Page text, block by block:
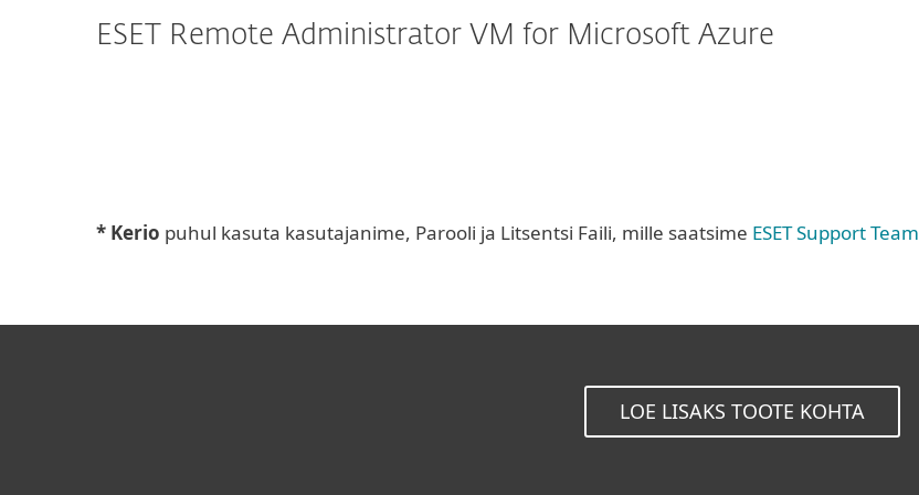
ESET Remote Administrator VM for Microsoft Azure
* Kerio puhul kasuta kasutajanime, Parooli ja Litsentsi Faili, mille saatsime ESET Support Team
LOE LISAKS TOOTE KOHTA